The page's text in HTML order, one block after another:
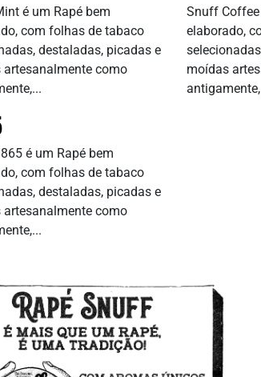
é um Rapé bem
com folhas de tabaco
destaladas, picadas e
artesanalmente como
Snuff Coffee
elaborado,
moídas
é um Rapé bem
com folhas de tabaco
destaladas, picadas e
artesanalmente como